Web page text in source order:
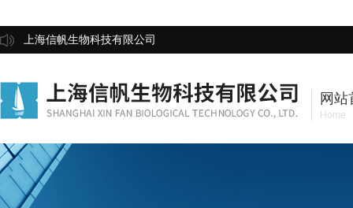
上海信帆生物科技有限公司
网站
Home